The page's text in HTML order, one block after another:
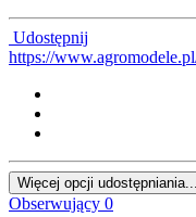
Udostępnij
https://
Więcej opcji udostępniania...
Obserwujący 0